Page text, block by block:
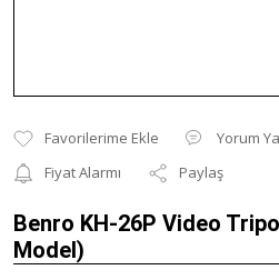
Yorum
Fiyat Alarmı
Paylaş
Benro KH-26P Video
Model)